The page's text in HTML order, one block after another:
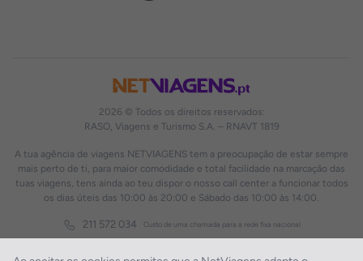
2026 © Todos os direitos reservados:
RASO, Viagens e Turismo S.A. – RNAVT 1819
A tua agência de viagens NETVIAGENS tem a preocupação de estar sempre
mais perto de ti, para maior comodidade e total facilidade na marcação das
tuas viagens, tens ainda ao teu dispor o nosso call center a funcionar todos
os dias úteis das 10:00 às 20:00 e Sábado das 10:00 às 14:00.
211 572 034 Custo de uma chamada para a rede fixa nacional